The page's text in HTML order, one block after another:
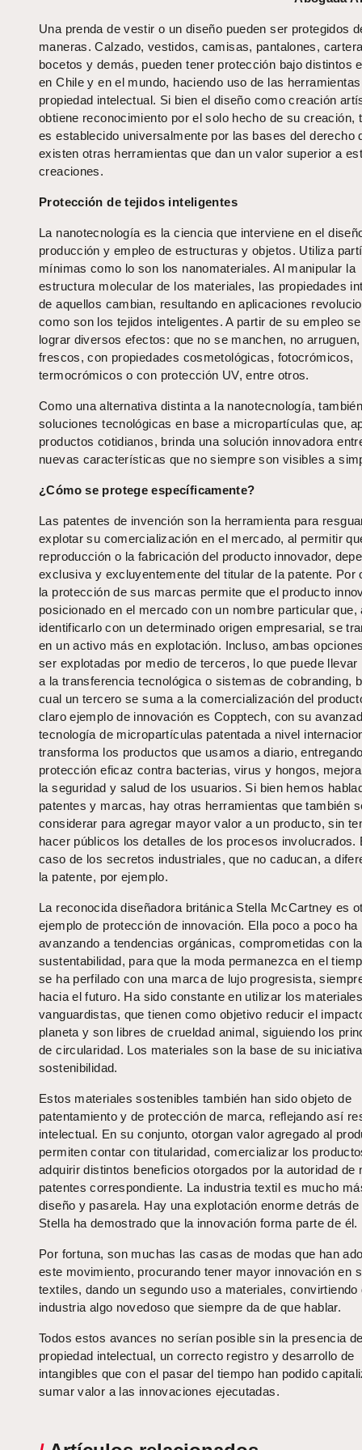
Una prenda de vestir o un diseño pueden ser protegidos
maneras. Calzado, vestidos, camisas, pantalones,
bocetos y demás, pueden tener protección bajo distintos
en Chile y en el mundo, haciendo uso de las
propiedad intelectual. Si bien el diseño como creación
obtiene reconocimiento por el solo hecho de su creación,
es establecido universalmente por las bases del derecho
existen otras herramientas que dan un valor superior a
creaciones.
Protección de tejidos inteligentes
La nanotecnología es la ciencia que interviene en el
producción y empleo de estructuras y objetos. Utiliza
mínimas como lo son los nanomateriales. Al manipular la
estructura molecular de los materiales, las propiedades
de aquellos cambian, resultando en aplicaciones
como son los tejidos inteligentes. A partir de su empleo
lograr diversos efectos: que no se manchen, no
frescos, con propiedades cosmetológicas, fotocrómicos,
termocrómicos o con protección UV, entre otros.
Como una alternativa distinta a la nanotecnología,
soluciones tecnológicas en base a micropartículas que,
productos cotidianos, brinda una solución innovadora
nuevas características que no siempre son visibles a
¿Cómo se protege específicamente?
Las patentes de invención son la herramienta para
explotar su comercialización en el mercado, al permitir
reproducción o la fabricación del producto innovador,
exclusiva y excluyentemente del titular de la patente. Por
la protección de sus marcas permite que el producto
posicionado en el mercado con un nombre particular que,
identificarlo con un determinado origen empresarial, se
en un activo más en explotación. Incluso, ambas
ser explotadas por medio de terceros, lo que puede llevar
a la transferencia tecnológica o sistemas de cobranding,
cual un tercero se suma a la comercialización del
claro ejemplo de innovación es Copptech, con su
tecnología de micropartículas patentada a nivel
transforma los productos que usamos a diario,
protección eficaz contra bacterias, virus y hongos,
la seguridad y salud de los usuarios. Si bien hemos
patentes y marcas, hay otras herramientas que también
considerar para agregar mayor valor a un producto, sin
hacer públicos los detalles de los procesos involucrados.
caso de los secretos industriales, que no caducan, a
la patente, por ejemplo.
La reconocida diseñadora británica Stella McCartney es
ejemplo de protección de innovación. Ella poco a poco ha
avanzando a tendencias orgánicas, comprometidas con la
sustentabilidad, para que la moda permanezca en el
se ha perfilado con una marca de lujo progresista,
hacia el futuro. Ha sido constante en utilizar los
vanguardistas, que tienen como objetivo reducir el
planeta y son libres de crueldad animal, siguiendo los
de circularidad. Los materiales son la base de su
sostenibilidad.
Estos materiales sostenibles también han sido objeto de
patentamiento y de protección de marca, reflejando así
intelectual. En su conjunto, otorgan valor agregado al
permiten contar con titularidad, comercializar los
adquirir distintos beneficios otorgados por la autoridad de
patentes correspondiente. La industria textil es mucho
diseño y pasarela. Hay una explotación enorme detrás de
Stella ha demostrado que la innovación forma parte de él.
Por fortuna, son muchas las casas de modas que han
este movimiento, procurando tener mayor innovación en
textiles, dando un segundo uso a materiales, convirtiendo
industria algo novedoso que siempre da de que hablar.
Todos estos avances no serían posible sin la presencia
propiedad intelectual, un correcto registro y desarrollo de
intangibles que con el pasar del tiempo han podido
sumar valor a las innovaciones ejecutadas.